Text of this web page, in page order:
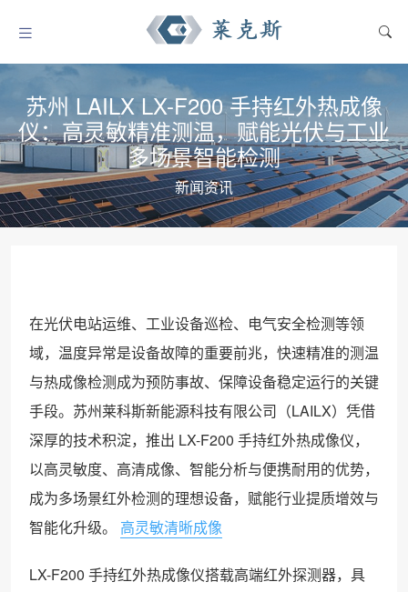
苏州 LAILX LX-F200 手持红外热成像
仪：高灵敏精准测温，赋能光伏与工业
多场景智能检测
新闻资讯
在光伏电站运维、工业设备巡检、电气安全检测等领
域，温度异常是设备故障的重要前兆，快速精准的测温
与热成像检测成为预防事故、保障设备稳定运行的关键
手段。苏州莱科斯新能源科技有限公司（LAILX）凭借
深厚的技术积淀，推出 LX-F200 手持红外热成像仪，
以高灵敏度、高清成像、智能分析与便携耐用的优势，
成为多场景红外检测的理想设备，赋能行业提质增效与
智能化升级。
高灵敏清晰成像
LX-F200 手持红外热成像仪搭载高端红外探测器，具